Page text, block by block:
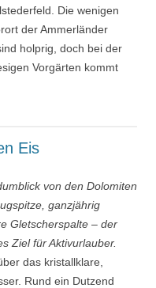
Die wenigen
der Ammerländer
holprig, doch bei der
Vorgärten kommt
Eis
von den Dolomiten
ganzjährig
Gletscherspalte – der
Ziel für Aktivurlauber.
das kristallklare,
Rund ein Dutzend